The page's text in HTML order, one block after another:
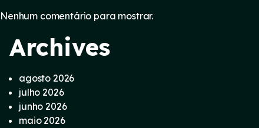
Nenhum comentário para mostrar.
Archives
agosto 2026
julho 2026
junho 2026
maio 2026